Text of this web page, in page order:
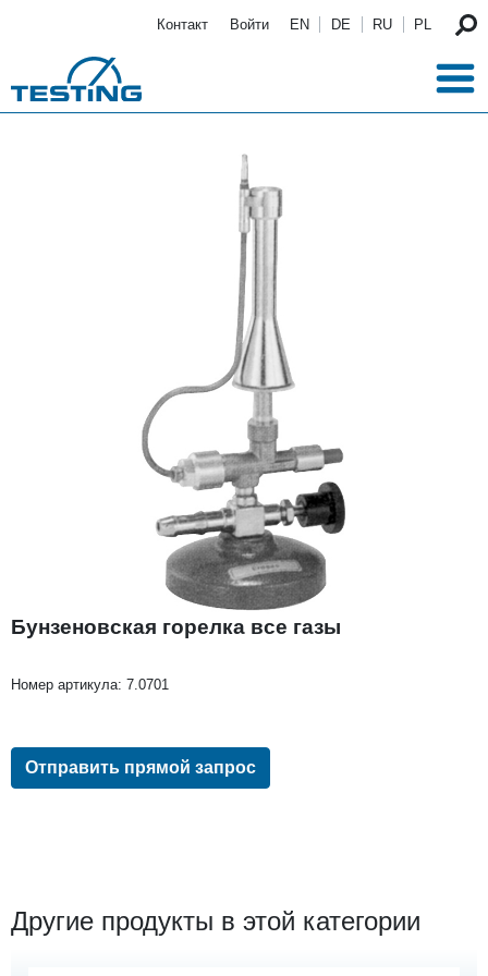
Контакт Войти EN DE RU PL
Бунзеновская горелка все газы
Номер артикула: 7.0701
Отправить прямой запрос
Другие продукты в этой категории